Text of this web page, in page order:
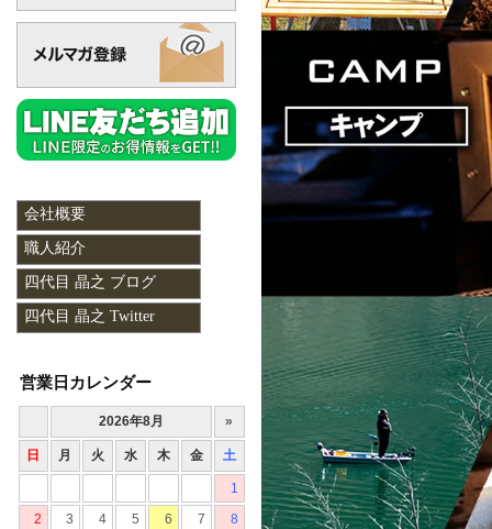
会社概要
職人紹介
四代目 晶之 ブログ
四代目 晶之 Twitter
営業日カレンダー